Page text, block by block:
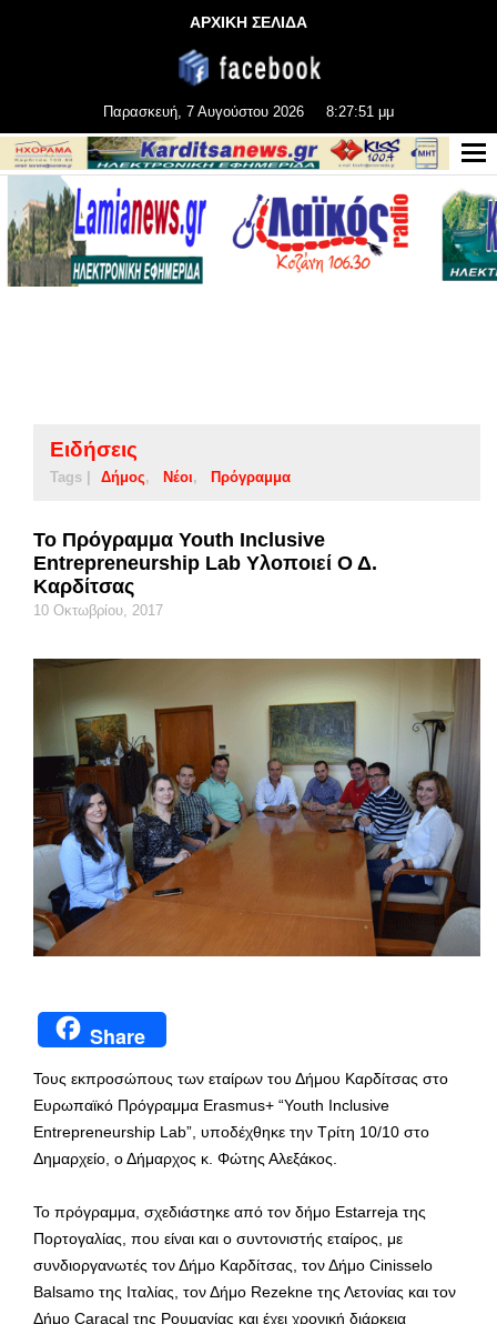
ΑΡΧΙΚΗ ΣΕΛΙΔΑ
Παρασκευή, 7 Αυγούστου 2026 8:27:51 μμ
Ειδήσεις
Tags | Δήμος Νέοι Πρόγραμμα
Το Πρόγραμμα Youth Inclusive
Entrepreneurship Lab Υλοποιεί Ο Δ.
Καρδίτσας
10 Οκτωβρίου, 2017
Share
Τους εκπροσώπους των εταίρων του Δήμου Καρδίτσας στο
Ευρωπαϊκό Πρόγραμμα Erasmus+ “Youth Inclusive
Entrepreneurship Lab”, υποδέχθηκε την Τρίτη 10/10 στο
Δημαρχείο, ο Δήμαρχος κ. Φώτης Αλεξάκος.
Το πρόγραμμα, σχεδιάστηκε από τον δήμο Estarreja της
Πορτογαλίας, που είναι και ο συντονιστής εταίρος, με
συνδιοργανωτές τον Δήμο Καρδίτσας, τον Δήμο Cinisselo
Balsamo της Ιταλίας, τον Δήμο Rezekne της Λετονίας και τον
Δήμο Caracal της Ρουμανίας και έχει χρονική διάρκεια